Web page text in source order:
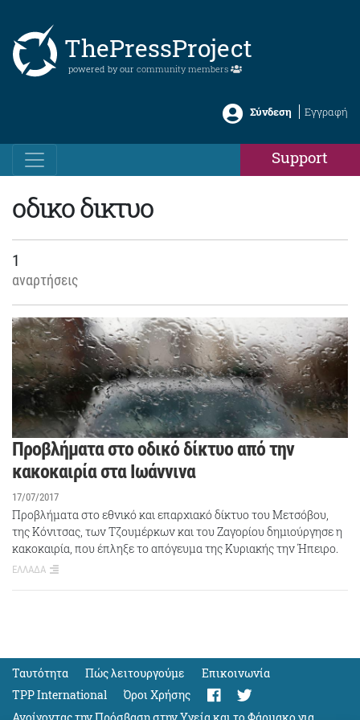
ThePressProject
powered by our community members
Σύνδεση Εγγραφή
Support
οδικο δικτυο
1
αναρτήσεις
Προβλήματα στο οδικό δίκτυο από την
κακοκαιρία στα Ιωάννινα
17/07/2017
Προβλήματα στο εθνικό και επαρχιακό δίκτυο του Μετσόβου,
της Κόνιτσας, των Τζουμέρκων και του Ζαγορίου δημιούργησε η
κακοκαιρία, που έπληξε το απόγευμα της Κυριακής την Ήπειρο.
ΕΛΛΑΔΑ
Ταυτότητα Πώς λειτουργούμε
Eπικοινωνία
TPP International
Όροι Χρήσης